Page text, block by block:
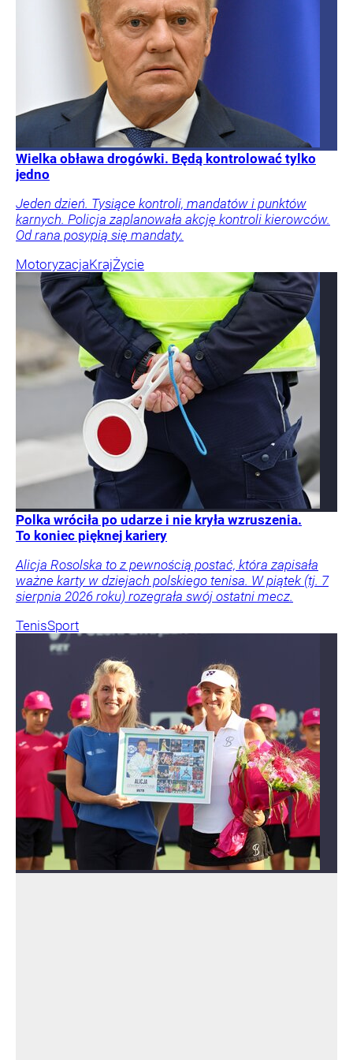
Wielka obława drogówki. Będą kontrolować tylko
jedno
Jeden dzień. Tysiące kontroli, mandatów i punktów
karnych. Policja zaplanowała akcję kontroli kierowców.
Od rana posypią się mandaty.
MotoryzacjaKrajŻycie
Polka wróciła po udarze i nie kryła wzruszenia.
To koniec pięknej kariery
Alicja Rosolska to z pewnością postać, która zapisała
ważne karty w dziejach polskiego tenisa. W piątek (tj. 7
sierpnia 2026 roku) rozegrała swój ostatni mecz.
TenisSport